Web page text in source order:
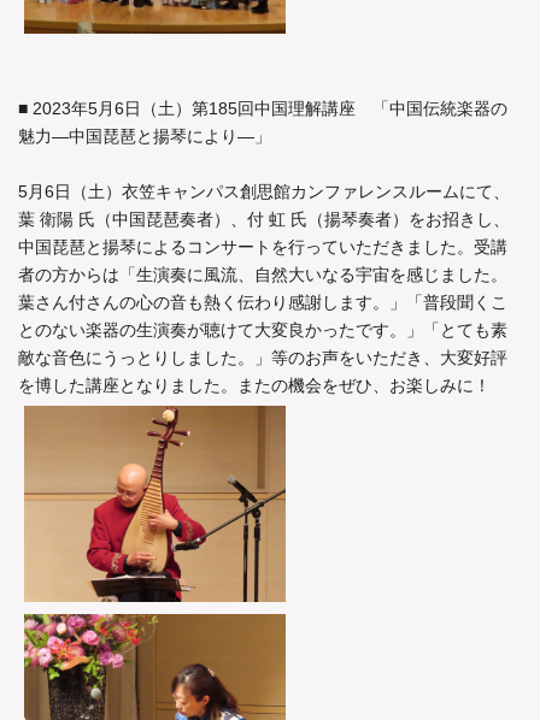
■ 2023年5月6日（土）第185回中国理解講座 「中国伝統楽器の
魅力―中国琵琶と揚琴により―」
5月6日（土）衣笠キャンパス創思館カンファレンスルームにて、
葉 衛陽 氏（中国琵琶奏者）、付 虹 氏（揚琴奏者）をお招きし、
中国琵琶と揚琴によるコンサートを行っていただきました。受講
者の方からは「生演奏に風流、自然大いなる宇宙を感じました。
葉さん付さんの心の音も熱く伝わり感謝します。」「普段聞くこ
とのない楽器の生演奏が聴けて大変良かったです。」「とても素
敵な音色にうっとりしました。」等のお声をいただき、大変好評
を博した講座となりました。またの機会をぜひ、お楽しみに！